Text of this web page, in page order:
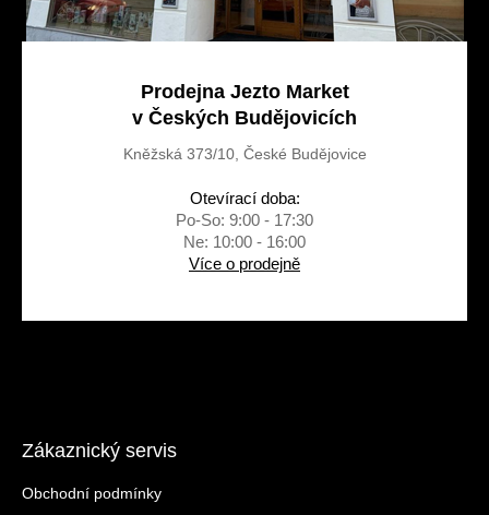
p
i
Prodejna Jezto Market
v Českých Budějovicích
Kněžská 373/10, České Budějovice
Otevírací doba:
Po-So: 9:00 - 17:30
Ne: 10:00 - 16:00
Více o prodejně
Zákaznický servis
Obchodní podmínky